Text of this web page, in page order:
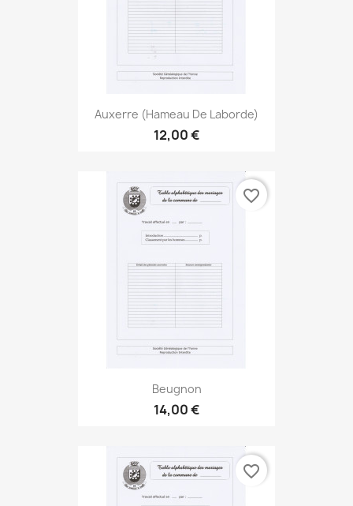
Auxerre (Hameau De Laborde)
12,00 €
Beugnon
14,00 €
favorite_border
favorite_border